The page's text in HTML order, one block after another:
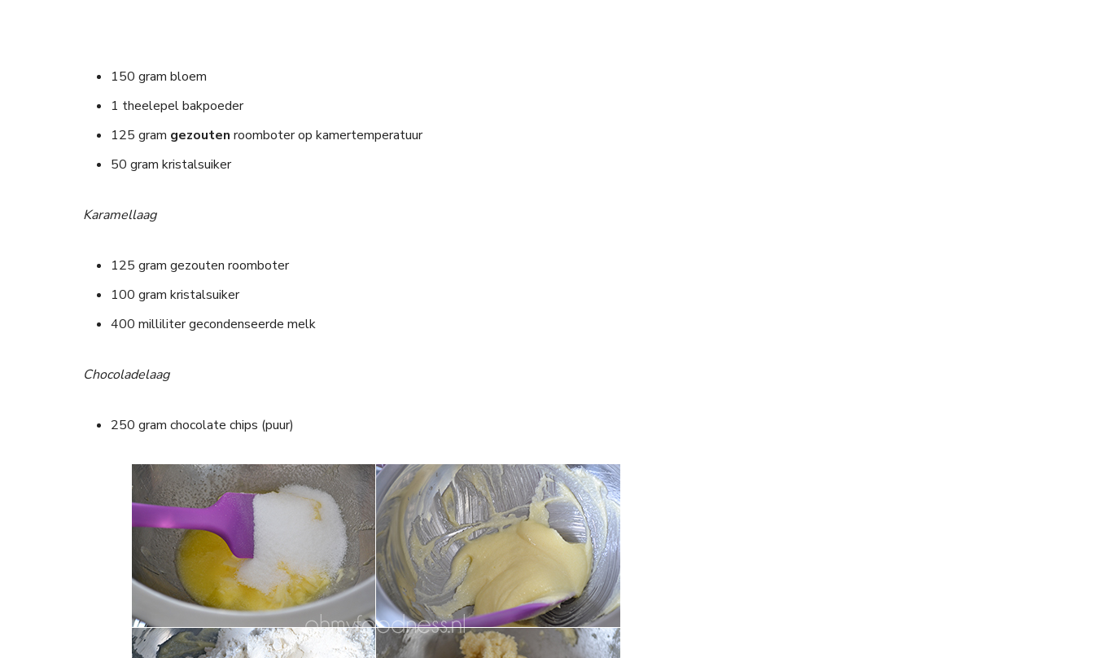
150 gram bloem
1 theelepel bakpoeder
125 gram gezouten roomboter op kamertemperatuur
50 gram kristalsuiker
Karamellaag
125 gram gezouten roomboter
100 gram kristalsuiker
400 milliliter gecondenseerde melk
Chocoladelaag
250 gram chocolate chips (puur)